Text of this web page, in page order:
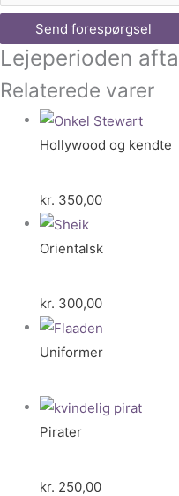
Send forespørgsel
Lejeperioden
Relaterede varer
Hollywood og kendte
kr. 350,00
Orientalsk
kr. 300,00
Uniformer
Pirater
kr. 250,00